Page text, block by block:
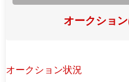
オークショ
オークション状況